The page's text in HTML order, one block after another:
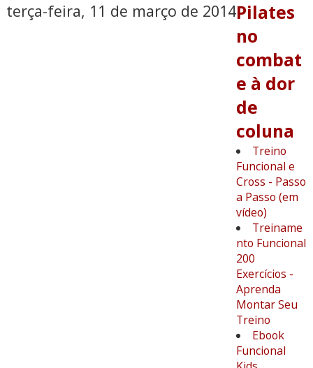
terça-feira, 11 de março de 2014Pilates
no
combat
e à dor
de
coluna
Treino
Funcional e
Cross - Passo
a Passo (em
vídeo)
Treiname
nto Funcional
200
Exercícios -
Aprenda
Montar Seu
Treino
Ebook
Funcional